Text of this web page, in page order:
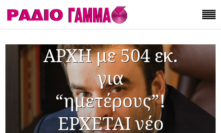
ΑΡΧΗ με 504 εκ.
για
“ημετέρους”!
ΕΡΧΕΤΑΙ νέο